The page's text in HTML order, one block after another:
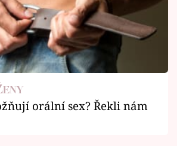
orální sex? Řekli nám